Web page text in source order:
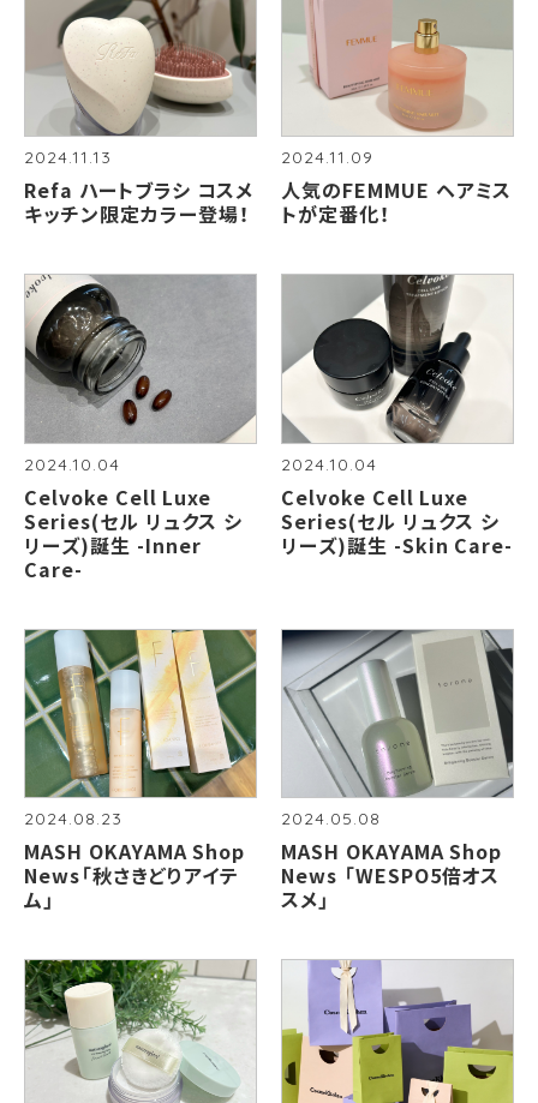
2024.11.13
Refa ハートブラシ コスメ
キッチン限定カラー登場！
2024.11.09
人気のFEMMUE ヘアミス
トが定番化！
2024.10.04
Celvoke Cell Luxe
Series(セル リュクス シ
リーズ)誕生 -Inner
Care-
2024.10.04
Celvoke Cell Luxe
Series(セル リュクス シ
リーズ)誕生 -Skin Care-
2024.08.23
MASH OKAYAMA Shop
News「秋さきどりアイテ
ム」
2024.05.08
MASH OKAYAMA Shop
News 「WESPO5倍オス
スメ」